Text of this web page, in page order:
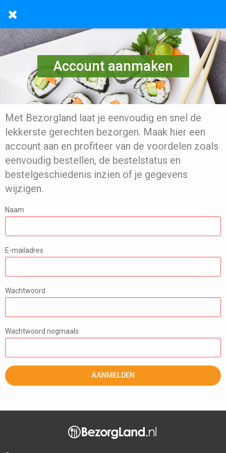
Account aanmaken
Met Bezorgland laat je eenvoudig en snel de
lekkerste gerechten bezorgen. Maak hier een
account aan en profiteer van de voordelen zoals
eenvoudig bestellen, de bestelstatus en
bestelgeschiedenis inzien of je gegevens
wijzigen.
Naam
E-mailadres
Wachtwoord
Wachtwoord nogmaals
AANMELDEN